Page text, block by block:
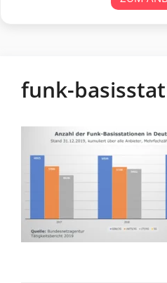
funk-